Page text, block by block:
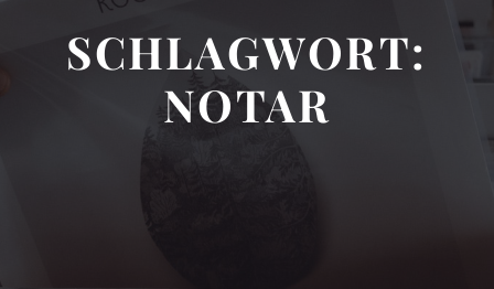
SCHLAGWORT:
NOTAR